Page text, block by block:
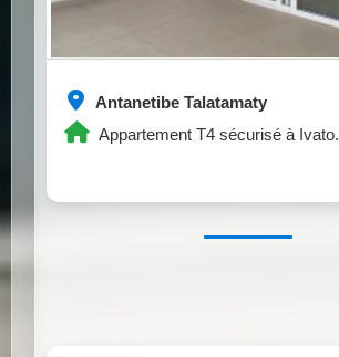
Antanetibe Talatamaty
Appartement T4 sécurisé à Ivato.